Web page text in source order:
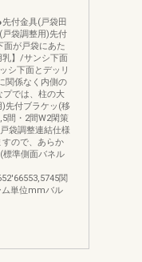
付金具(戸袋田
調整用)先付
面が戸袋にあた
乳】/サンシ下面
シ下面とデッリ
関係なく内側の
では、柱の大
先付ブラケッ(移
間・2間W2閑策
袋調整連結仕様
ので、あらか
標準側面バネル
関
ム単位mmバル